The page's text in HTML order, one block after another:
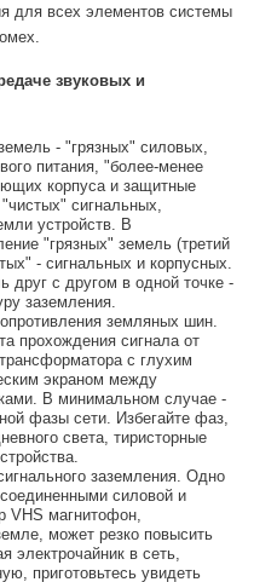
для всех элементов системы
звуковых и
- "грязных" силовых,
питания, "более-менее
корпуса и защитные
сигнальных,
устройств. В
"грязных" земель (третий
- сигнальных и корпусных.
друг с другом в одной точке -
заземления.
земляных шин.
прохождения сигнала от
с глухим
экраном между
В минимальном случае -
фазы сети. Избегайте фаз,
света, тиристорные
заземления. Одно
соединенными силовой и
VHS магнитофон,
может резко повысить
в сеть,
приготовьтесь увидеть